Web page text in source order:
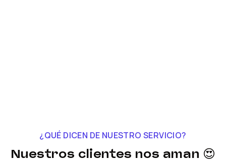
¿QUÉ DICEN DE NUESTRO SERVICIO?
Nuestros clientes nos aman 😍